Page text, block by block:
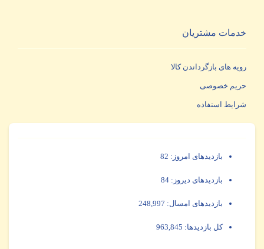
خدمات مشتریان
رویه های بازگرداندن کالا
حریم خصوصی
شرایط استفاده
بازدیدهای امروز: 82
بازدیدهای دیروز: 84
بازدیدهای امسال: 248,997
کل بازدیدها: 963,845